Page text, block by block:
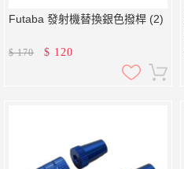
Futaba 發射機替換銀色撥桿 (2)
$170 $ 120